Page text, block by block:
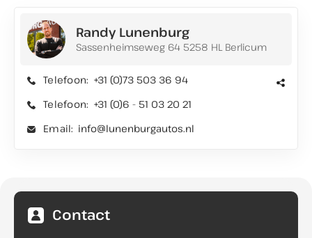
Randy Lunenburg
Sassenheimseweg 64 5258 HL Berlicum
Telefoon: +31 (0)73 503 36 94
Telefoon: +31 (0)6 - 51 03 20 21
Email: info@lunenburgautos.nl
Contact